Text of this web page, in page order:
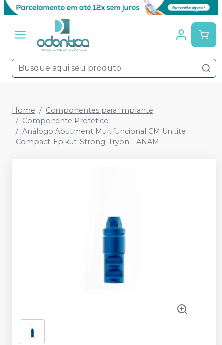
Home
Componentes para Implante
Componente Protético
Análogo Abutment Multifuncional CM Unitite
Compact-Epikut-Strong-Tryon - ANAM